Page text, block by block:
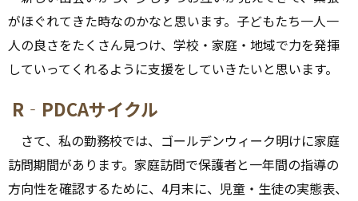
がほぐれてきた時なのかなと思います。子どもたち一人一
人の良さをたくさん見つけ、学校・家庭・地域で力を発揮
していってくれるように支援をしていきたいと思います。
R‐PDCAサイクル
さて、私の勤務校では、ゴールデンウィーク明けに家庭
訪問期間があります。家庭訪問で保護者と一年間の指導の
方向性を確認するために、4月末に、児童・生徒の実態表、